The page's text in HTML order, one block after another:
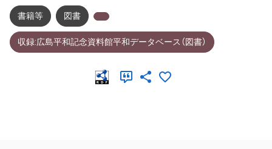
書籍等 図書
収録:広島平和記念資料館平和データベース（図書）